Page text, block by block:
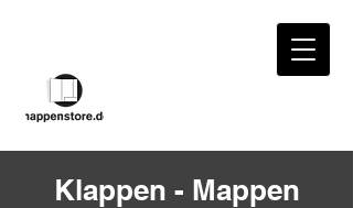
Klappen - Mappen